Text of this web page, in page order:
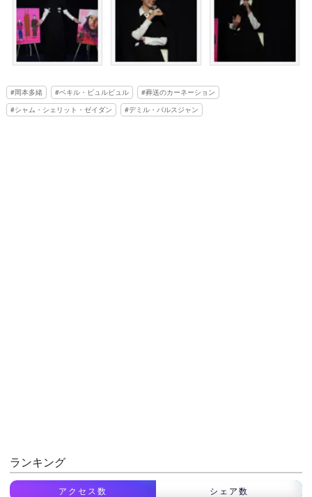
岡本多緒 ベキル・ビュルビュル
葬送のカーネーション
シャム・シェリット・ゼイダン
デミル・パルスジャン
ランキング
アクセス数 シェア数